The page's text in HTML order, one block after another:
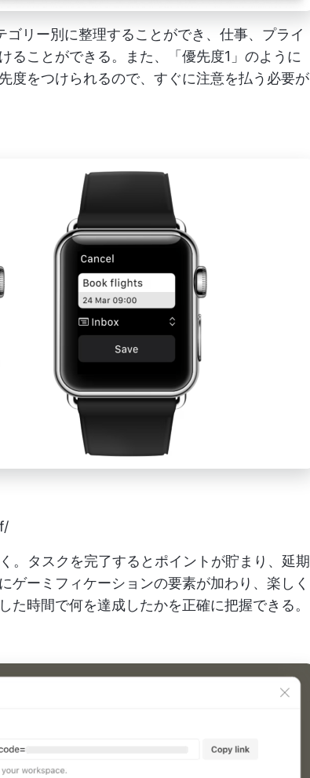
リー別に整理することができ、仕事、プライ
ることができる。また、「優先度1」のように
度をつけられるので、すぐに注意を払う必要が
。タスクを完了するとポイントが貯まり、延期
ゲーミフィケーションの要素が加わり、楽しく
た時間で何を達成したかを正確に把握できる。